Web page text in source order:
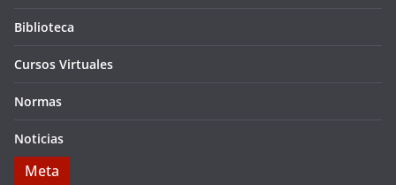
Biblioteca
Cursos Virtuales
Normas
Noticias
Meta